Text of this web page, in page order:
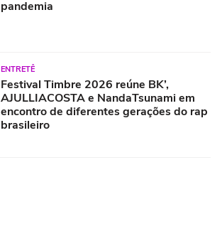
pandemia
ENTRETÊ
Festival Timbre 2026 reúne BK’,
AJULLIACOSTA e NandaTsunami em
encontro de diferentes gerações do rap
brasileiro